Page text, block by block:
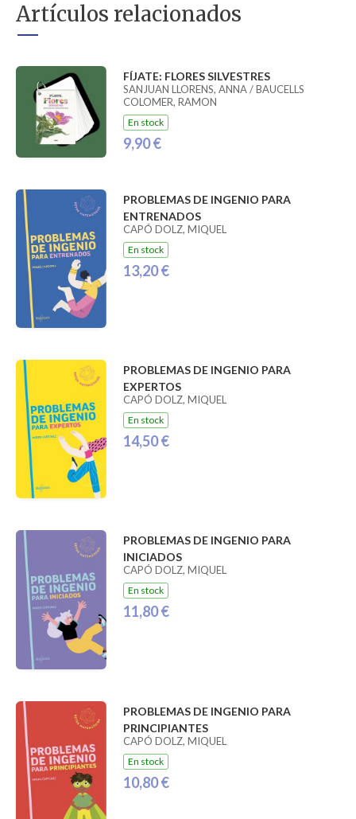
Artículos relacionados
FÍJATE: FLORES SILVESTRES
SANJUAN LLORENS, ANNA / BAUCELLS
COLOMER, RAMON
En stock
9,90 €
PROBLEMAS DE INGENIO PARA
ENTRENADOS
CAPÓ DOLZ, MIQUEL
En stock
13,20 €
PROBLEMAS DE INGENIO PARA
EXPERTOS
CAPÓ DOLZ, MIQUEL
En stock
14,50 €
PROBLEMAS DE INGENIO PARA
INICIADOS
CAPÓ DOLZ, MIQUEL
En stock
11,80 €
PROBLEMAS DE INGENIO PARA
PRINCIPIANTES
CAPÓ DOLZ, MIQUEL
En stock
10,80 €